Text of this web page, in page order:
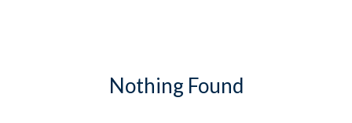
Nothing Found